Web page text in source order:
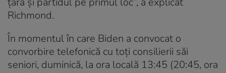
Richmond.
În momentul în care Biden a convocat o
convorbire telefonică cu toţi consilierii săi
seniori, duminică, la ora locală 13:45 (20:45, ora